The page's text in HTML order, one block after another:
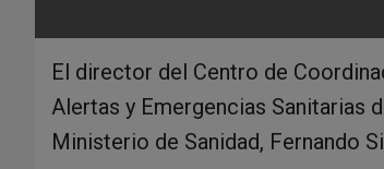
El director del Centro de
Alertas y Emergencias Sanitarias
Ministerio de Sanidad, Fernando